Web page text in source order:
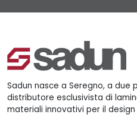
Sadun nasce a Seregno, a due
distributore esclusivista di
materiali innovativi per il